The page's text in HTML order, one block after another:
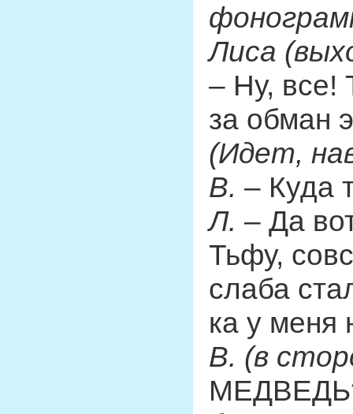
Лиса
– Ну, все!
за обман
(Идет,
В. – Куда
Л. – Да
Тьфу,
слаба
ка у меня
В. (в